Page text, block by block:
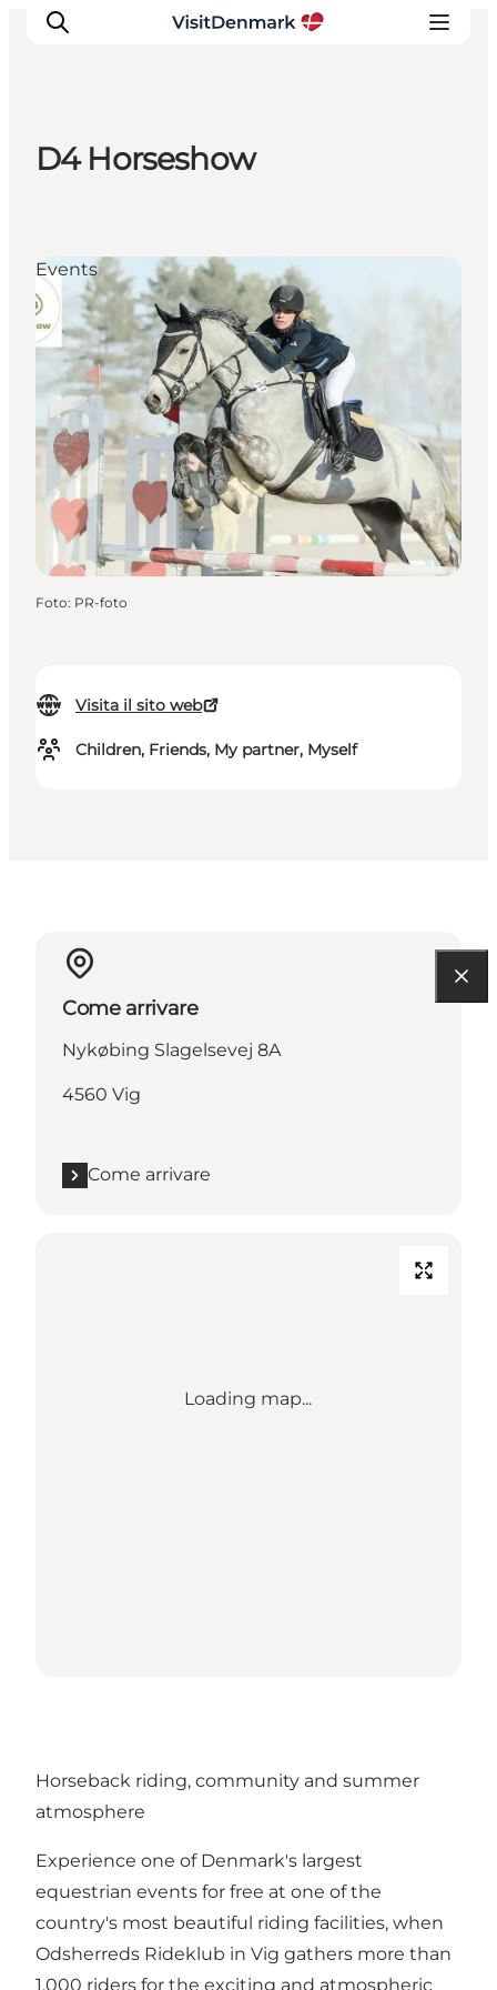
Cosa fare
Dove dormire
Pianifica il viaggio
D4 Horseshow
Visita il sito web
Children, Friends, My partner, Myself
Events
Foto: PR-foto
Come arrivare
Nykøbing Slagelsevej 8A
4560 Vig
Come arrivare
Loading map...
Horseback riding, community and summer
atmosphere
Experience one of Denmark's largest
equestrian events for free at one of the
country's most beautiful riding facilities, when
Odsherreds Rideklub in Vig gathers more than
1,000 riders for the exciting and atmospheric